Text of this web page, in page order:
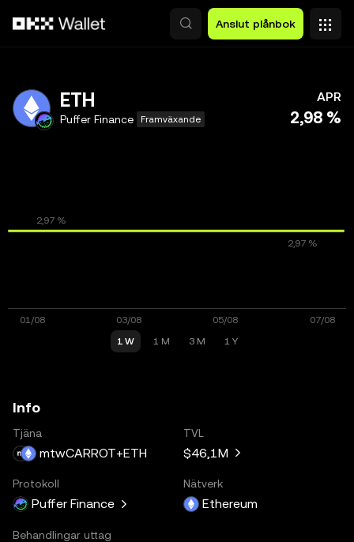
Anslut plånbok
ETH
Puffer Finance Framväxande
APR
2,98 %
1 W 1 M 3 M 1 Y
Info
Tjäna
mtwCARROT+ETH
TVL
$46,1M
Protokoll
Puffer Finance
Nätverk
Ethereum
Behandlingar uttag